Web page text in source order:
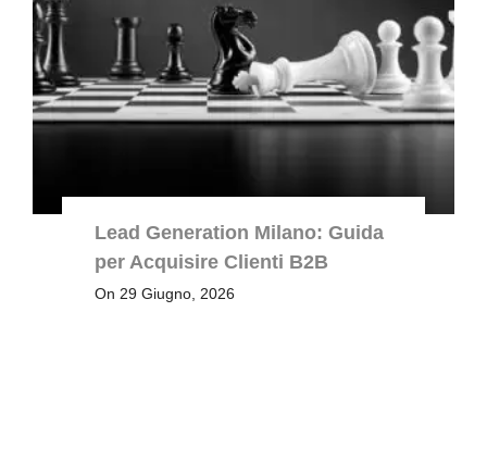
Lead Generation Milano: Guida
per Acquisire Clienti B2B
On 29 Giugno, 2026